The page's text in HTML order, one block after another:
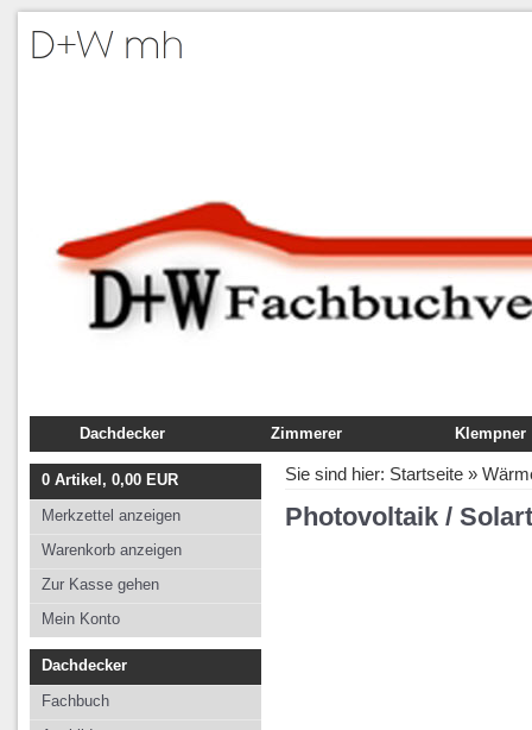
Dachdecker
Fachbuch
Ausbildung
Kalkulation
Fachregeln
Arbeitsrecht
Zimmerer
Fachbuch
Ausbildung
Klempner
Fachbuch
Ausbildung
0 Artikel, 0,00 EUR
Merkzettel anzeigen
Warenkorb anzeigen
Zur Kasse gehen
Mein Konto
Dachdecker
Fachbuch
Sie sind hier: Startseite »
Photovoltaik /